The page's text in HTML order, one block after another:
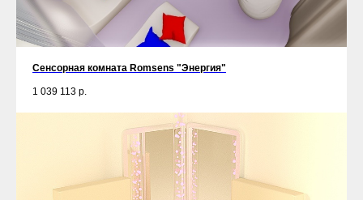
Сенсорная комната Romsens "Энергия"
1 039 113 р.